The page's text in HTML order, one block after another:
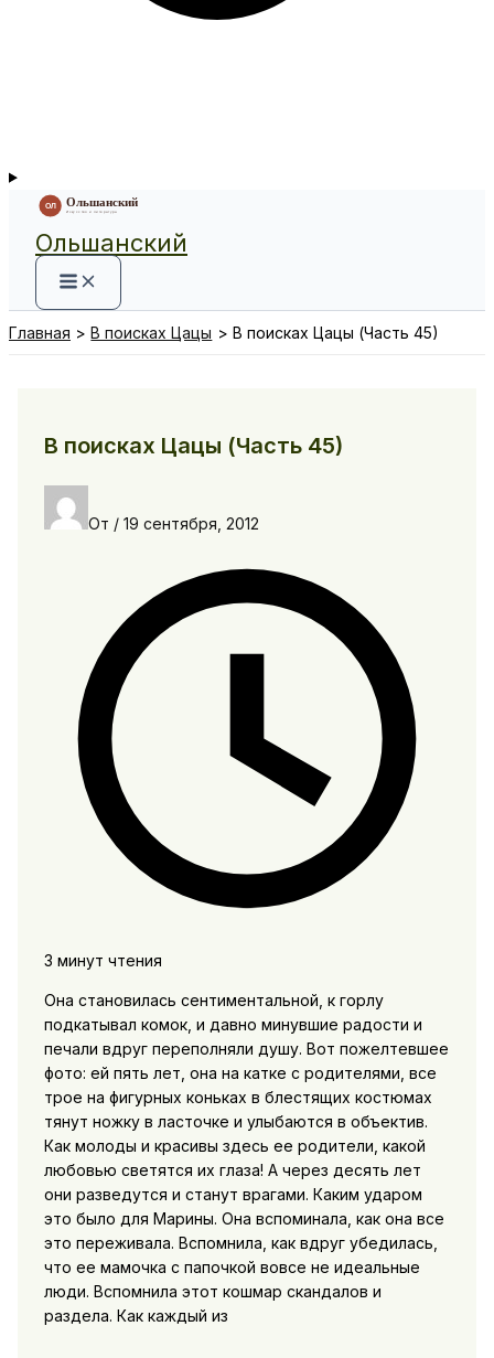
Ольшанский
Главная В поисках Цацы В поисках Цацы (Часть 45)
В поисках Цацы (Часть 45)
От / 19 сентября, 2012
3 минут чтения
Она становилась сентиментальной, к горлу
подкатывал комок, и давно минувшие радости и
печали вдруг переполняли душу. Вот пожелтевшее
фото: ей пять лет, она на катке с родителями, все
трое на фигурных коньках в блестящих костюмах
тянут ножку в ласточке и улыбаются в объектив.
Как молоды и красивы здесь ее родители, какой
любовью светятся их глаза! А через десять лет
они разведутся и станут врагами. Каким ударом
это было для Марины. Она вспоминала, как она все
это переживала. Вспомнила, как вдруг убедилась,
что ее мамочка с папочкой вовсе не идеальные
люди. Вспомнила этот кошмар скандалов и
раздела. Как каждый из